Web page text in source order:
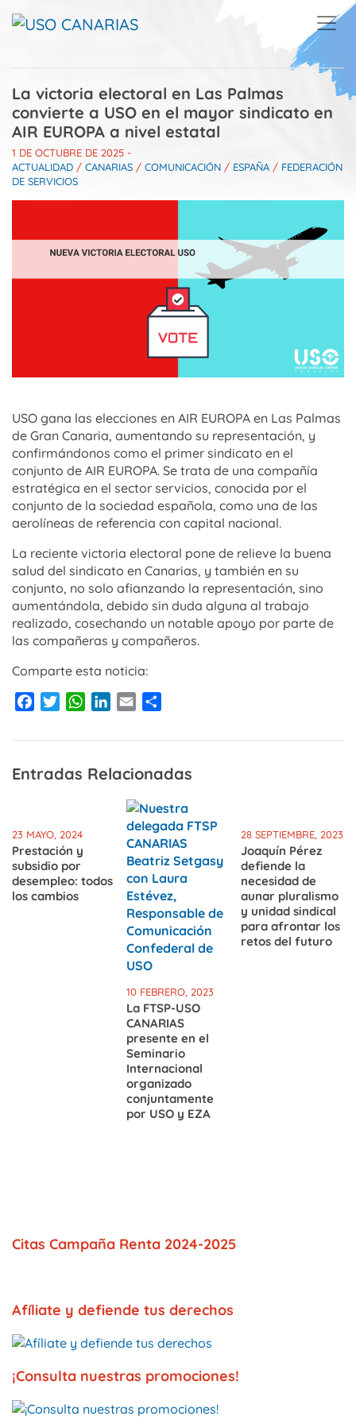
La victoria electoral en Las Palmas
convierte a USO en el mayor sindicato en
AIR EUROPA a nivel estatal
1 DE OCTUBRE DE 2025 -
ACTUALIDAD / CANARIAS / COMUNICACIÓN / ESPAÑA / FEDERACIÓN
DE SERVICIOS
USO gana las elecciones en AIR EUROPA en Las Palmas
de Gran Canaria, aumentando su representación, y
confirmándonos como el primer sindicato en el
conjunto de AIR EUROPA. Se trata de una compañía
estratégica en el sector servicios, conocida por el
conjunto de la sociedad española, como una de las
aerolíneas de referencia con capital nacional.
La reciente victoria electoral pone de relieve la buena
salud del sindicato en Canarias, y también en su
conjunto, no solo afianzando la representación, sino
aumentándola, debido sin duda alguna al trabajo
realizado, cosechando un notable apoyo por parte de
las compañeras y compañeros.
Comparte esta noticia:
Facebook
TwitterWhatsApp
LinkedIn
Email
Entradas Relacionadas
23 MAYO, 2024
Prestación y
subsidio por
desempleo: todos
los cambios
10 FEBRERO, 2023
La FTSP-USO
CANARIAS
presente en el
Seminario
Internacional
organizado
conjuntamente
por USO y EZA
28 SEPTIEMBRE, 2023
Joaquín Pérez
defiende la
necesidad de
aunar pluralismo
y unidad sindical
para afrontar los
retos del futuro
Citas Campaña Renta 2024-2025
Afíliate y defiende tus derechos
¡Consulta nuestras promociones!